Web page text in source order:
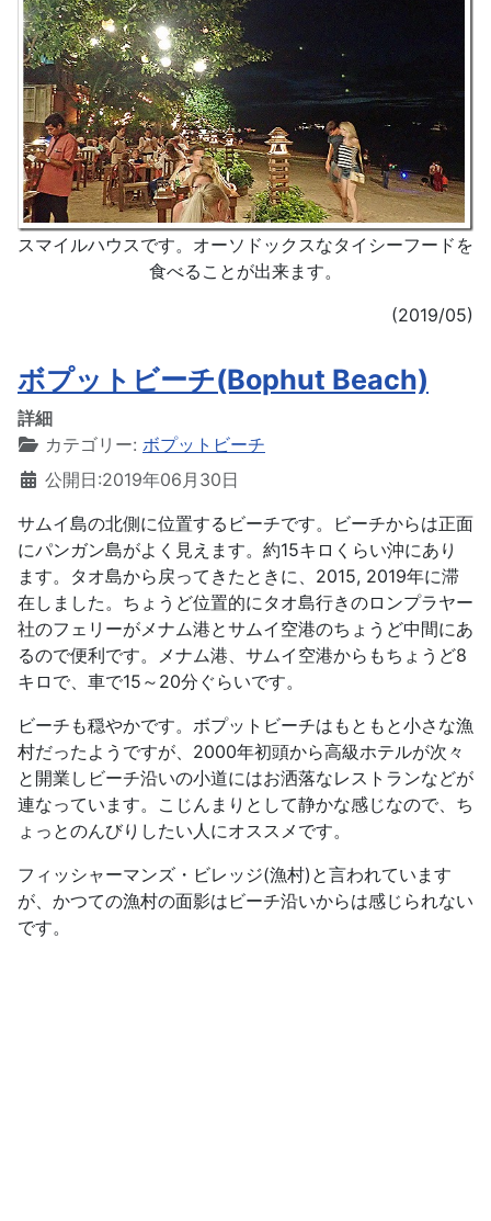
スマイルハウスです。オーソドックスなタイシーフードを
食べることが出来ます。
(2019/05)
ボプットビーチ(Bophut Beach)
詳細
カテゴリー: ボプットビーチ
公開日:2019年06月30日
サムイ島の北側に位置するビーチです。ビーチからは正面
にパンガン島がよく見えます。約15キロくらい沖にあり
ます。タオ島から戻ってきたときに、2015, 2019年に滞
在しました。ちょうど位置的にタオ島行きのロンプラヤー
社のフェリーがメナム港とサムイ空港のちょうど中間にあ
るので便利です。メナム港、サムイ空港からもちょうど8
キロで、車で15～20分ぐらいです。
ビーチも穏やかです。ボプットビーチはもともと小さな漁
村だったようですが、2000年初頭から高級ホテルが次々
と開業しビーチ沿いの小道にはお洒落なレストランなどが
連なっています。こじんまりとして静かな感じなので、ち
ょっとのんびりしたい人にオススメです。
フィッシャーマンズ・ビレッジ(漁村)と言われています
が、かつての漁村の面影はビーチ沿いからは感じられない
です。